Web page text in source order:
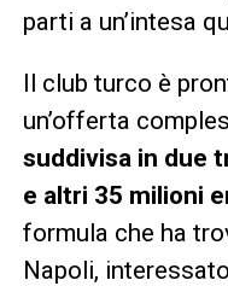
parti a un’intesa
Il club turco è
un’offerta
suddivisa in due
e altri 35 milioni
formula che ha
Napoli,